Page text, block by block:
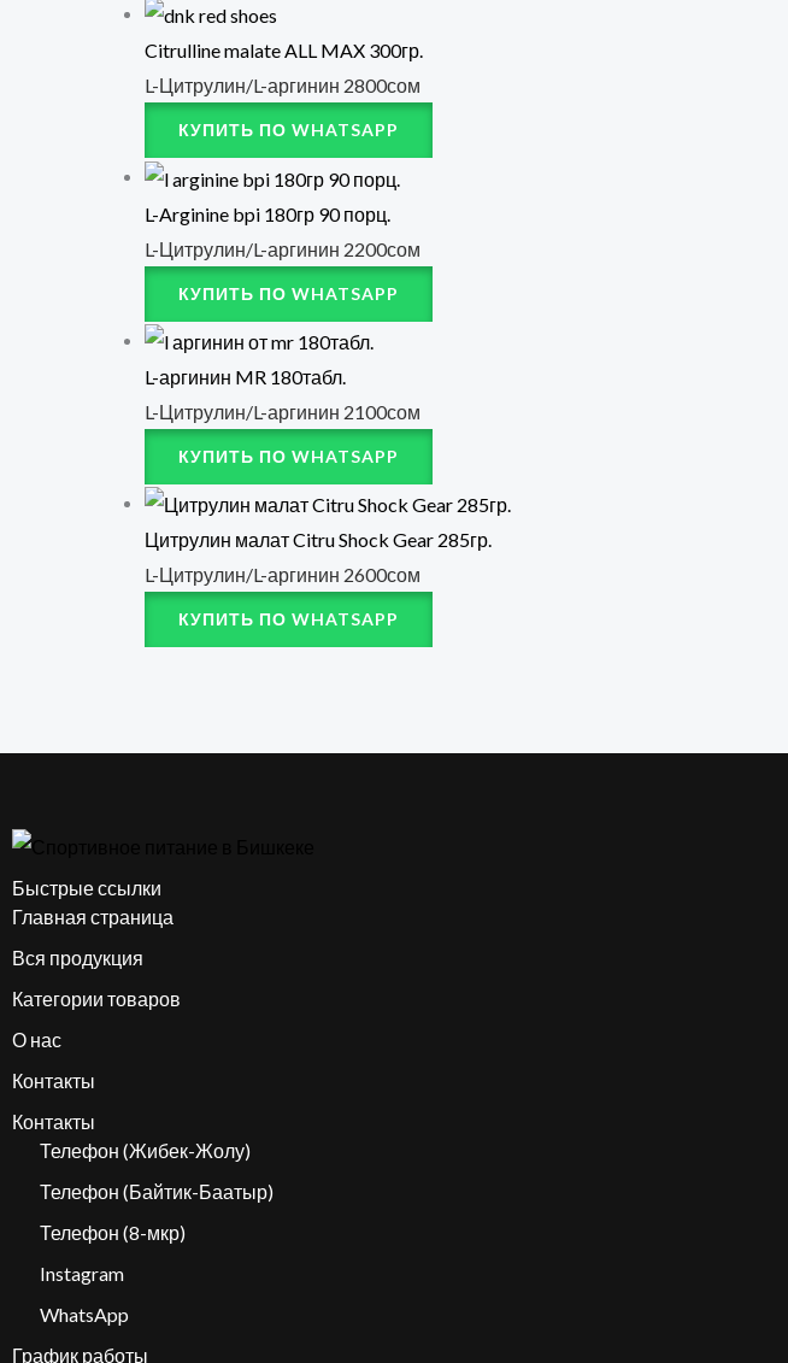
Citrulline malate ALL MAX 300гр.
L-Цитрулин/L-аргинин 2800сом
КУПИТЬ ПО WHATSAPP
L-Arginine bpi 180гр 90 порц.
L-Цитрулин/L-аргинин 2200сом
КУПИТЬ ПО WHATSAPP
L-аргинин MR 180табл.
L-Цитрулин/L-аргинин 2100сом
КУПИТЬ ПО WHATSAPP
Цитрулин малат Citru Shock Gear 285гр.
L-Цитрулин/L-аргинин 2600сом
КУПИТЬ ПО WHATSAPP
Быстрые ссылки
Главная страница
Вся продукция
Категории товаров
О нас
Контакты
Контакты
Телефон (Жибек-Жолу)
Телефон (Байтик-Баатыр)
Телефон (8-мкр)
Instagram
WhatsApp
График работы